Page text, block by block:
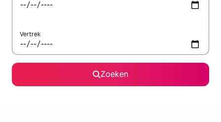
Vertrek
Zoeken